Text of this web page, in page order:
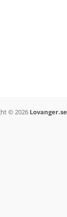
© 2026 Lovanger.se